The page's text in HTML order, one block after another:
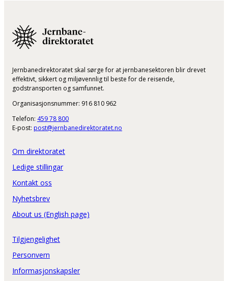
Jernbanedirektoratet skal sørge for at jernbanesektoren blir drevet
effektivt, sikkert og miljøvennlig til beste for de reisende,
godstransporten og samfunnet.
Organisasjonsnummer: 916 810 962
Telefon: 459 78 800
E-post: post@jernbanedirektoratet.no
Om direktoratet
Ledige stillingar
Kontakt oss
Nyhetsbrev
About us (English page)
Tilgjengelighet
Personvern
Informasjonskapsler